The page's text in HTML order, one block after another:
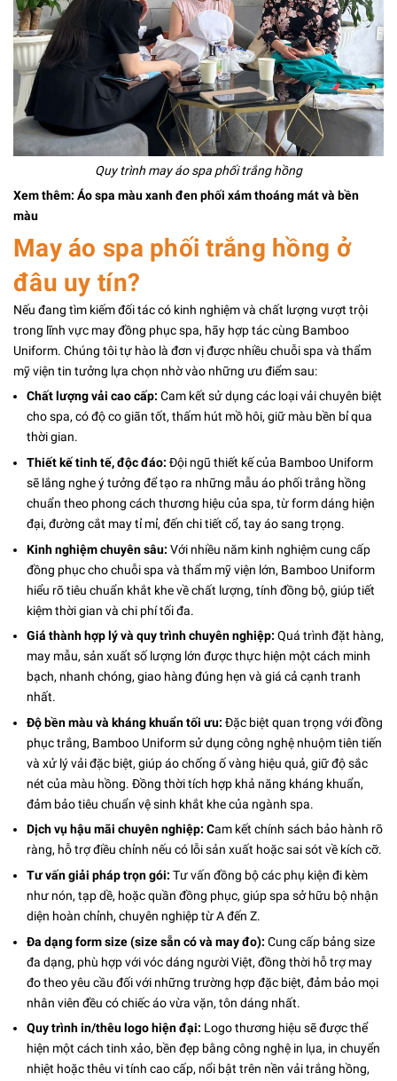
Quy trình may áo spa phối trắng hồng
Xem thêm: Áo spa màu xanh đen phối xámthoáng mát và bền
màu
May áo spa phối trắng hồng ở
đâu uy tín?
Nếu đang tìm kiếm đối tác có kinh nghiệm và chất lượng vượt trội
trong lĩnh vực may đồng phục spa, hãy hợp tác cùng Bamboo
Uniform. Chúng tôi tự hào là đơn vị được nhiều chuỗi spa và thẩm
mỹ viện tin tưởng lựa chọn nhờ vào những ưu điểm sau:
Chất lượng vải cao cấp: Cam kết sử dụng các loại vải chuyên biệt
cho spa, có độ co giãn tốt, thấm hút mồ hôi, giữ màu bền bỉ qua
thời gian.
Thiết kế tinh tế, độc đáo: Đội ngũ thiết kế của Bamboo Uniform
sẽ lắng nghe ý tưởng để tạo ra những mẫu áo phối trắng hồng
chuẩn theo phong cách thương hiệu của spa, từ form dáng hiện
đại, đường cắt may tỉ mỉ, đến chi tiết cổ, tay áo sang trọng.
Kinh nghiệm chuyên sâu: Với nhiều năm kinh nghiệm cung cấp
đồng phục cho chuỗi spa và thẩm mỹ viện lớn, Bamboo Uniform
hiểu rõ tiêu chuẩn khắt khe về chất lượng, tính đồng bộ, giúp tiết
kiệm thời gian và chi phí tối đa.
Giá thành hợp lý và quy trình chuyên nghiệp: Quá trình đặt hàng,
may mẫu, sản xuất số lượng lớn được thực hiện một cách minh
bạch, nhanh chóng, giao hàng đúng hẹn và giá cả cạnh tranh
nhất.
Độ bền màu và kháng khuẩn tối ưu: Đặc biệt quan trọng với đồng
phục trắng, Bamboo Uniform sử dụng công nghệ nhuộm tiên tiến
và xử lý vải đặc biệt, giúp áo chống ố vàng hiệu quả, giữ độ sắc
nét của màu hồng. Đồng thời tích hợp khả năng kháng khuẩn,
đảm bảo tiêu chuẩn vệ sinh khắt khe của ngành spa.
Dịch vụ hậu mãi chuyên nghiệp: Cam kết chính sách bảo hành rõ
ràng, hỗ trợ điều chỉnh nếu có lỗi sản xuất hoặc sai sót về kích cỡ.
Tư vấn giải pháp trọn gói: Tư vấn đồng bộ các phụ kiện đi kèm
như nón, tạp dề, hoặc quần đồng phục, giúp spa sở hữu bộ nhận
diện hoàn chỉnh, chuyên nghiệp từ A đến Z.
Đa dạng form size (size sẵn có và may đo): Cung cấp bảng size
đa dạng, phù hợp với vóc dáng người Việt, đồng thời hỗ trợ may
đo theo yêu cầu đối với những trường hợp đặc biệt, đảm bảo mọi
nhân viên đều có chiếc áo vừa vặn, tôn dáng nhất.
Quy trình in/thêu logo hiện đại: Logo thương hiệu sẽ được thể
hiện một cách tinh xảo, bền đẹp bằng công nghệ in lụa, in chuyển
nhiệt hoặc thêu vi tính cao cấp, nổi bật trên nền vải trắng hồng,